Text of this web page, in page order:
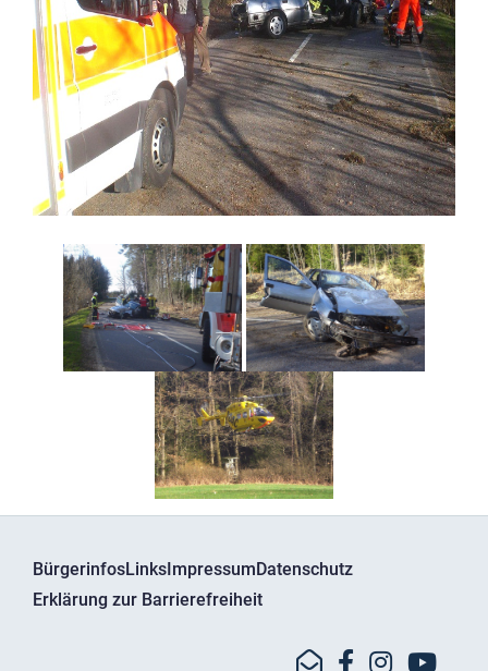
BürgerinfosLinksImpressumDatenschutz
Erklärung zur Barrierefreiheit